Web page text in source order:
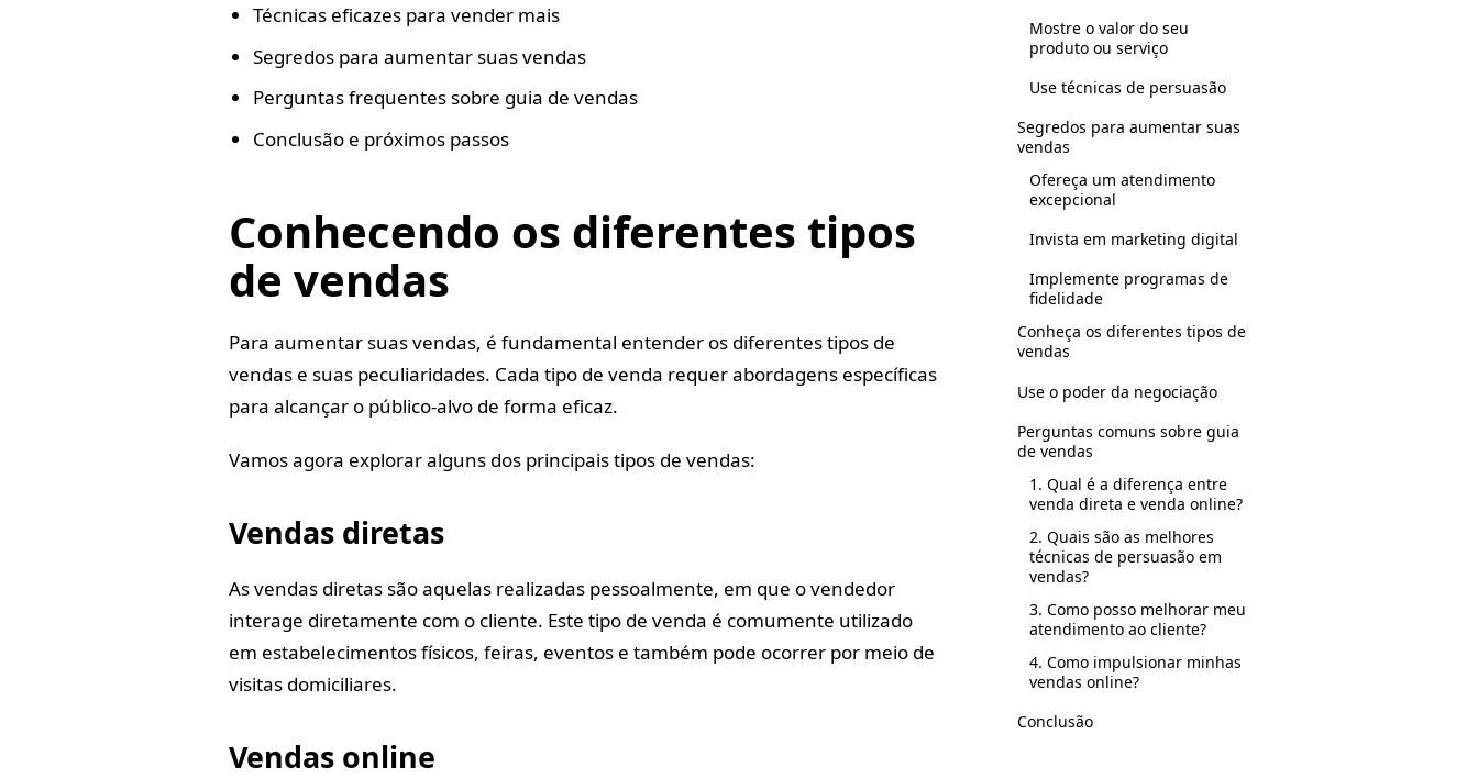
Técnicas eficazes para vender mais
Segredos para aumentar suas vendas
Perguntas frequentes sobre guia de vendas
Conclusão e próximos passos
Conhecendo os diferentes tipos
de vendas
Para aumentar suas vendas, é fundamental entender os diferentes tipos de
vendas e suas peculiaridades. Cada tipo de venda requer abordagens específicas
para alcançar o público-alvo de forma eficaz.
Vamos agora explorar alguns dos principais tipos de vendas:
Vendas diretas
As vendas diretas são aquelas realizadas pessoalmente, em que o vendedor
interage diretamente com o cliente. Este tipo de venda é comumente utilizado
em estabelecimentos físicos, feiras, eventos e também pode ocorrer por meio de
visitas domiciliares.
Vendas online
Mostre o valor do seu
produto ou serviço
Use técnicas de persuasão
Segredos para aumentar suas
vendas
Ofereça um atendimento
excepcional
Invista em marketing digital
Implemente programas de
fidelidade
Conheça os diferentes tipos de
vendas
Use o poder da negociação
Perguntas comuns sobre guia
de vendas
1. Qual é a diferença entre
venda direta e venda online?
2. Quais são as melhores
técnicas de persuasão em
vendas?
3. Como posso melhorar meu
atendimento ao cliente?
4. Como impulsionar minhas
vendas online?
Conclusão